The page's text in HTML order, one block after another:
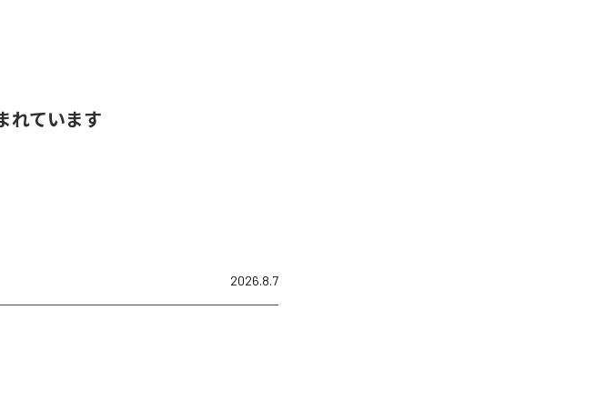
れています
2026.8.7